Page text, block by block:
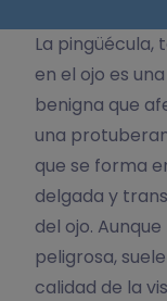
La
en el ojo es
benigna que
una
que se forma
delgada y
del ojo.
peligrosa,
calidad de la